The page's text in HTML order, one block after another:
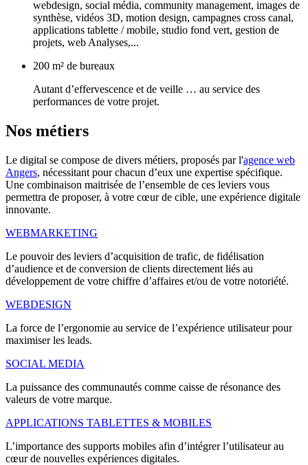
webdesign, social média, community management, images de
synthèse, vidéos 3D, motion design, campagnes cross canal,
applications tablette / mobile, studio fond vert, gestion de
projets, web Analyses,...
200 m² de bureaux
Autant d’effervescence et de veille … au service des
performances de votre projet.
Nos métiers
Le digital se compose de divers métiers, proposés par l'agence web
Angers, nécessitant pour chacun d’eux une expertise spécifique.
Une combinaison maitrisée de l’ensemble de ces leviers vous
permettra de proposer, à votre cœur de cible, une expérience digitale
innovante.
WEBMARKETING
Le pouvoir des leviers d’acquisition de trafic, de fidélisation
d’audience et de conversion de clients directement liés au
développement de votre chiffre d’affaires et/ou de votre notoriété.
WEBDESIGN
La force de l’ergonomie au service de l’expérience utilisateur pour
maximiser les leads.
SOCIAL MEDIA
La puissance des communautés comme caisse de résonance des
valeurs de votre marque.
APPLICATIONS TABLETTES & MOBILES
L’importance des supports mobiles afin d’intégrer l’utilisateur au
cœur de nouvelles expériences digitales.